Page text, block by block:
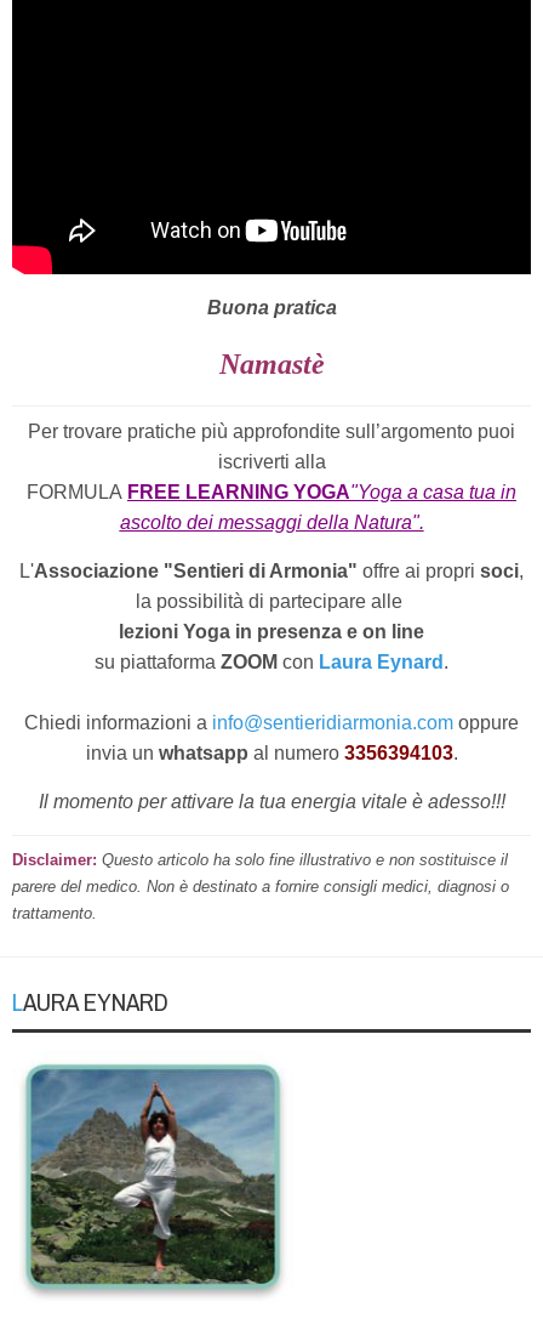
Buona pratica
Namastè
Per trovare pratiche più approfondite sull’argomento puoi
iscriverti alla
FORMULA FREE LEARNING YOGA"Yoga a casa tua in
ascolto dei messaggi della Natura".
L'Associazione "Sentieri di Armonia" offre ai propri soci,
la possibilità di partecipare alle
lezioni Yoga in presenza e on line
su piattaforma ZOOM con Laura Eynard .
Chiedi informazioni a info@sentieridiarmonia.com oppure
invia un whatsapp al numero 3356394103.
Il momento per attivare la tua energia vitale è adesso!!!
Disclaimer: Questo articolo ha solo fine illustrativo e non sostituisce il
parere del medico. Non è destinato a fornire consigli medici, diagnosi o
trattamento.
LAURA EYNARD